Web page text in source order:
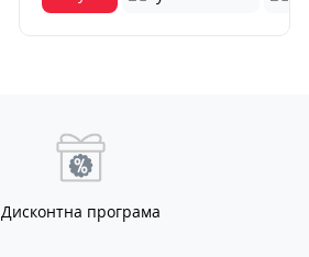
Дисконтна програма